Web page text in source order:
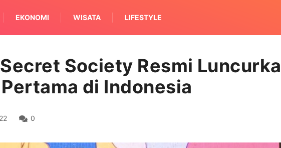
EKONOMI WISATA LIFESTYLE
Society Resmi
di Indonesia
0